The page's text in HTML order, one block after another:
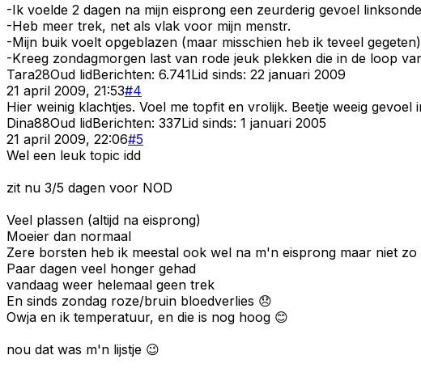
-Ik voelde 2 dagen na mijn eisprong een zeurderig gevoel
-Heb meer trek, net als vlak voor mijn menstr.
-Mijn buik voelt opgeblazen (maar misschien heb ik teveel gegeten)
-Kreeg zondagmorgen last van rode jeuk plekken die in de loop
Tara28Oud lidBerichten: 6.741Lid sinds: 22 januari 2009
21 april 2009, 21:53#4
Hier weinig klachtjes. Voel me topfit en vrolijk. Beetje weeig
Dina88Oud lidBerichten: 337Lid sinds: 1 januari 2005
21 april 2009, 22:06#5
Wel een leuk topic idd
zit nu 3/5 dagen voor NOD
Veel plassen (altijd na eisprong)
Moeier dan normaal
Zere borsten heb ik meestal ook wel na m'n eisprong maar niet zo
Paar dagen veel honger gehad
vandaag weer helemaal geen trek
En sinds zondag roze/bruin bloedverlies 😞
Owja en ik temperatuur, en die is nog hoog 😊
nou dat was m'n lijstje 😉